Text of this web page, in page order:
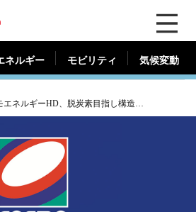
ナ
ジ
ー
フ
ネルギー モビリティ 気候変動
ネルギー 気候変動
コスモエネルギーHD、脱炭素目指し構造改革急ぐ